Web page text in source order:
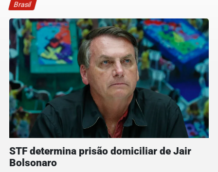
Brasil
STF determina prisão domiciliar de Jair
Bolsonaro